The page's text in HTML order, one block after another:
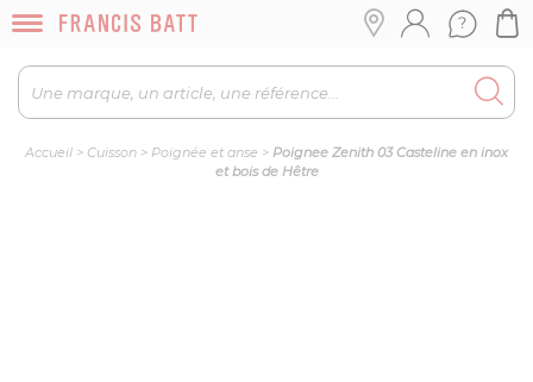
Accueil > Cuisson > Poignée et anse > Poignee Zenith 03 Casteline en inox
et bois de Hêtre